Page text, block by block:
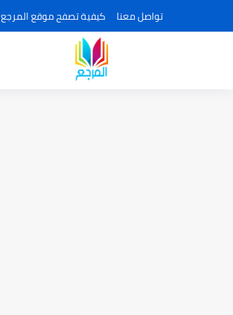
تواصل معنا كيفية تصفح موقع المرجع